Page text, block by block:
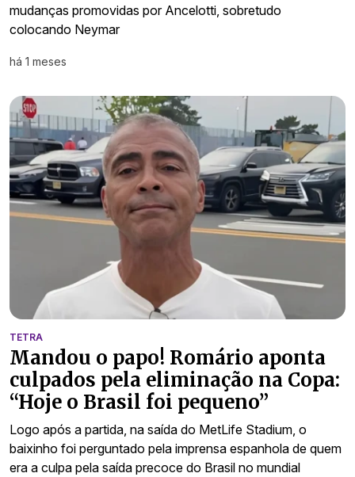
mudanças promovidas por Ancelotti, sobretudo
colocando Neymar
há 1 meses
TETRA
Mandou o papo! Romário aponta
culpados pela eliminação na Copa:
“Hoje o Brasil foi pequeno”
Logo após a partida, na saída do MetLife Stadium, o
baixinho foi perguntado pela imprensa espanhola de quem
era a culpa pela saída precoce do Brasil no mundial